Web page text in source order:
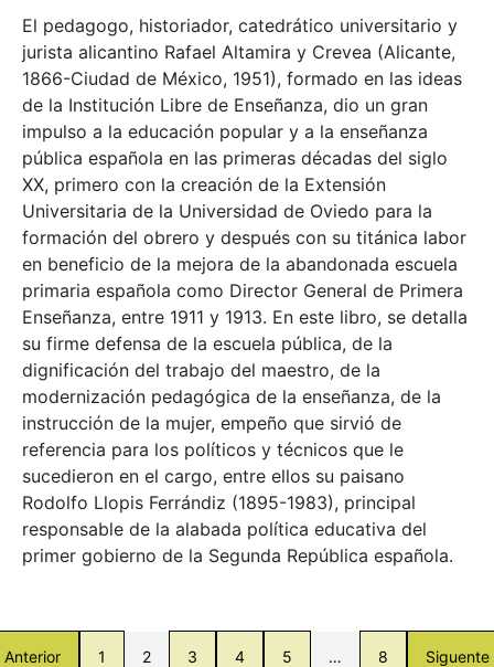
El pedagogo, historiador, catedrático universitario y
jurista alicantino Rafael Altamira y Crevea (Alicante,
1866-Ciudad de México, 1951), formado en las ideas
de la Institución Libre de Enseñanza, dio un gran
impulso a la educación popular y a la enseñanza
pública española en las primeras décadas del siglo
XX, primero con la creación de la Extensión
Universitaria de la Universidad de Oviedo para la
formación del obrero y después con su titánica labor
en beneficio de la mejora de la abandonada escuela
primaria española como Director General de Primera
Enseñanza, entre 1911 y 1913. En este libro, se detalla
su firme defensa de la escuela pública, de la
dignificación del trabajo del maestro, de la
modernización pedagógica de la enseñanza, de la
instrucción de la mujer, empeño que sirvió de
referencia para los políticos y técnicos que le
sucedieron en el cargo, entre ellos su paisano
Rodolfo Llopis Ferrándiz (1895-1983), principal
responsable de la alabada política educativa del
primer gobierno de la Segunda República española.
Anterior 1 2 3 4 5 … 8 Siguente